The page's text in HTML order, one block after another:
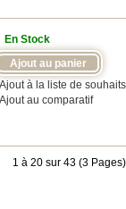
En Stock
Ajout à la liste de souhaits
Ajout au comparatif
1 à 20 sur 43 (3 Pages)